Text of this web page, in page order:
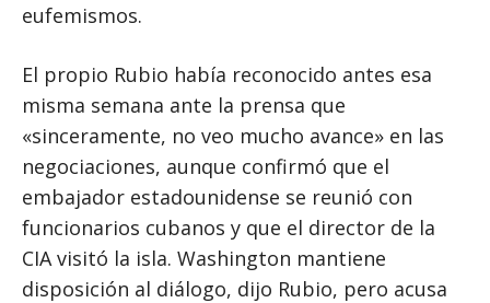
eufemismos.
El propio Rubio había reconocido antes esa
misma semana ante la prensa que
«sinceramente, no veo mucho avance» en las
negociaciones, aunque confirmó que el
embajador estadounidense se reunió con
funcionarios cubanos y que el director de la
CIA visitó la isla. Washington mantiene
disposición al diálogo, dijo Rubio, pero acusa